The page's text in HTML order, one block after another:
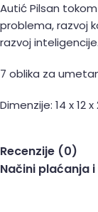
Autić Pilsan
problema, razvoj
razvoj inteligencije.
7 oblika za
Dimenzije: 14 x 12 x
Recenzije (0)
Načini plaćanja